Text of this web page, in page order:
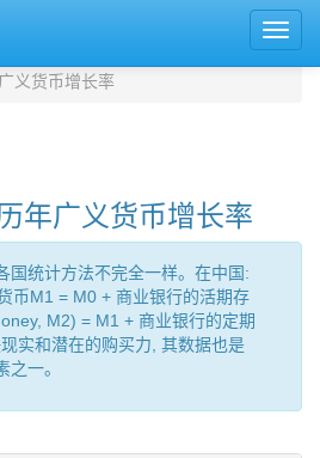
义货币增长率
年广义货币增长率
国统计方法不完全一样。在中国:
币M1 = M0 + 商业银行的活期存
M2) = M1 + 商业银行的定期
实和潜在的购买力, 其数据也是
一。